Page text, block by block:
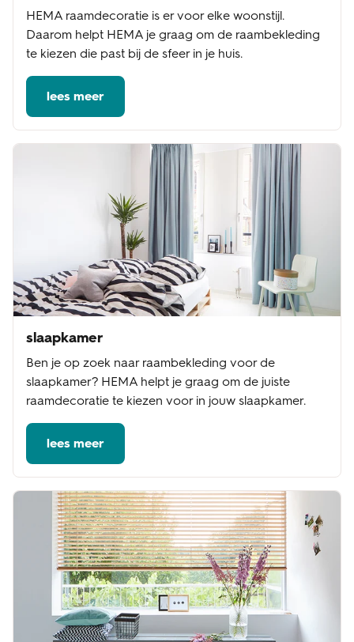
HEMA raamdecoratie is er voor elke woonstijl.
Daarom helpt HEMA je graag om de raambekleding
te kiezen die past bij de sfeer in je huis.
lees meer
slaapkamer
Ben je op zoek naar raambekleding voor de
slaapkamer? HEMA helpt je graag om de juiste
raamdecoratie te kiezen voor in jouw slaapkamer.
lees meer